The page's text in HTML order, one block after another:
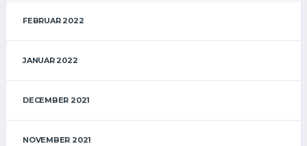
FEBRUAR 2022
JANUAR 2022
DECEMBER 2021
NOVEMBER 2021